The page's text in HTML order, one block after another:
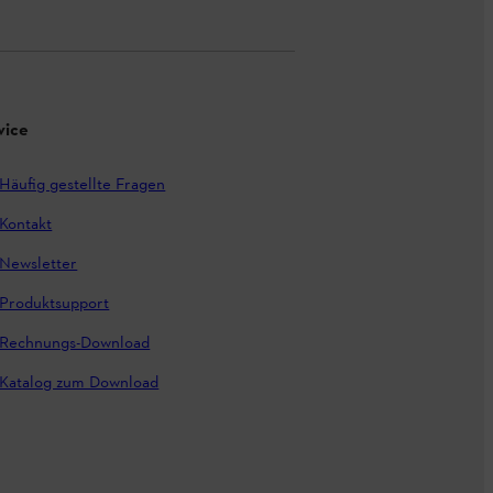
Häufig gestellte Fragen
Kontakt
Newsletter
Produktsupport
Rechnungs-Download
Katalog zum Download